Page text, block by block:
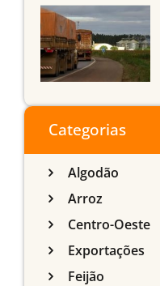
Categorias
Algodão
Arroz
Centro-Oeste
Exportações
Feijão